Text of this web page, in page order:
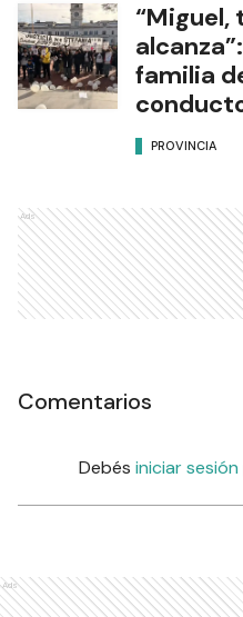
“Miguel,
familia
PROVINCIA
Ads
Comentarios
Debés iniciar sesión
Ads